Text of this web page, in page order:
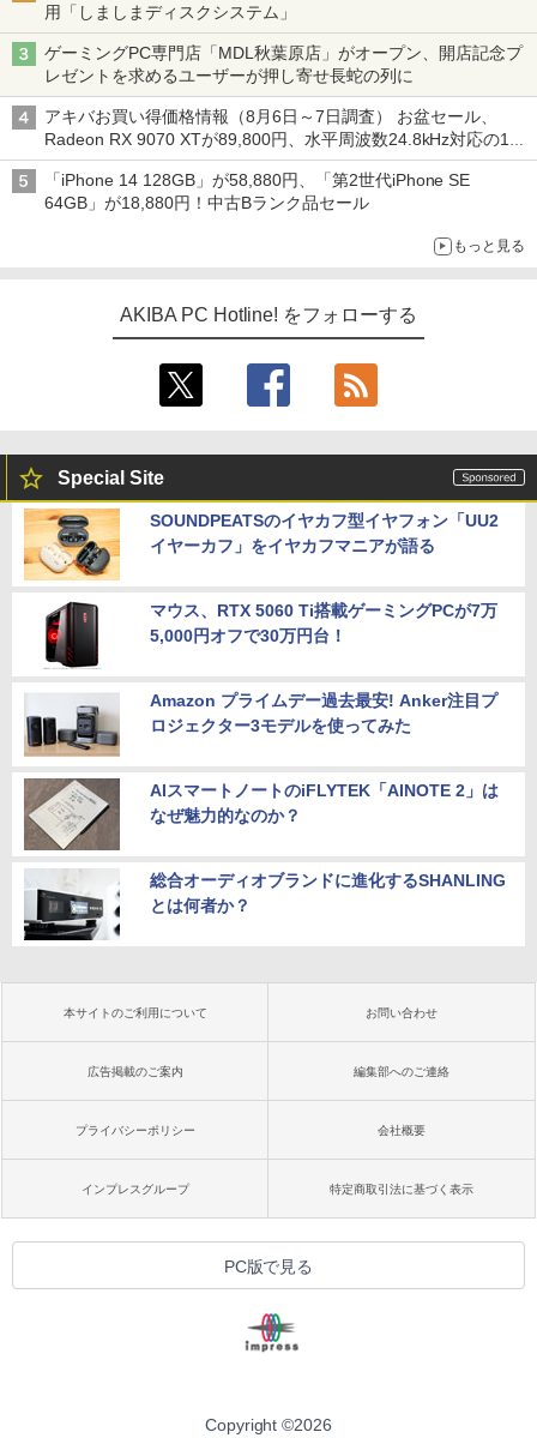
用「しましまディスクシステム」
ゲーミングPC専門店「MDL秋葉原店」がオープン、開店記念プ
レゼントを求めるユーザーが押し寄せ長蛇の列に
アキバお買い得価格情報（8月6日～7日調査） お盆セール、
Radeon RX 9070 XTが89,800円、水平周波数24.8kHz対応の17
型モニターが9,801円、暑さ指数連動セール ほか
「iPhone 14 128GB」が58,880円、「第2世代iPhone SE
64GB」が18,880円！中古Bランク品セール
もっと見る
AKIBA PC Hotline! をフォローする
Special Site
SOUNDPEATSのイヤカフ型イヤフォン「UU2
イヤーカフ」をイヤカフマニアが語る
マウス、RTX 5060 Ti搭載ゲーミングPCが7万
5,000円オフで30万円台！
Amazon プライムデー過去最安! Anker注目プ
ロジェクター3モデルを使ってみた
AIスマートノートのiFLYTEK「AINOTE 2」は
なぜ魅力的なのか？
総合オーディオブランドに進化するSHANLING
とは何者か？
本サイトのご利用について お問い合わせ
広告掲載のご案内 編集部へのご連絡
プライバシーポリシー 会社概要
インプレスグループ 特定商取引法に基づく表示
PC版で見る
Copyright ©2026